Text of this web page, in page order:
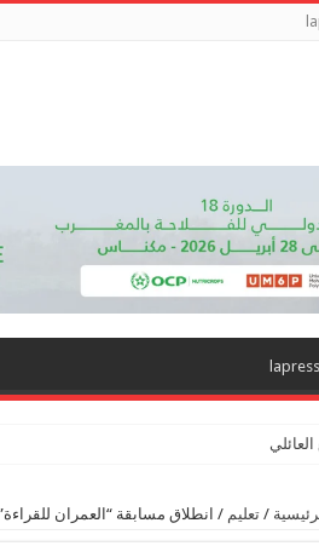
/ تعليم / انطلاق مسابقة “العمران